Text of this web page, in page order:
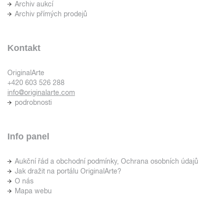
Archiv aukcí
Archiv přímých prodejů
Kontakt
OriginalArte
+420 603 526 288
info@originalarte.com
podrobnosti
Info panel
Aukční řád a obchodní podmínky, Ochrana osobních údajů
Jak dražit na portálu OriginalArte?
O nás
Mapa webu